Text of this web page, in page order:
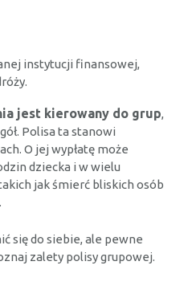
instytucji finansowej,
jest kierowany do grup,
Polisa ta stanowi
O jej wypłatę może
dziecka i w wielu
jak śmierć bliskich osób
się do siebie, ale pewne
zalety polisy grupowej.